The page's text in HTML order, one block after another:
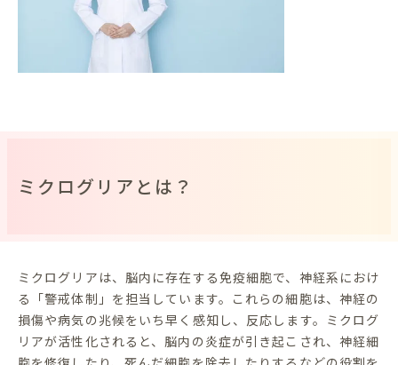
ミクログリアとは？
ミクログリアは、脳内に存在する免疫細胞で、神経系におけ
る「警戒体制」を担当しています。これらの細胞は、神経の
損傷や病気の兆候をいち早く感知し、反応します。ミクログ
リアが活性化されると、脳内の炎症が引き起こされ、神経細